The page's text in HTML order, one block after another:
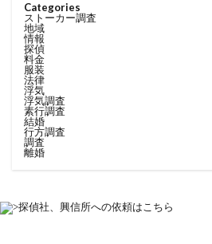
Categories
ストーカー調査
地域
情報
探偵
料金
服装
法律
浮気
浮気調査
素行調査
結婚
行方調査
調査
離婚